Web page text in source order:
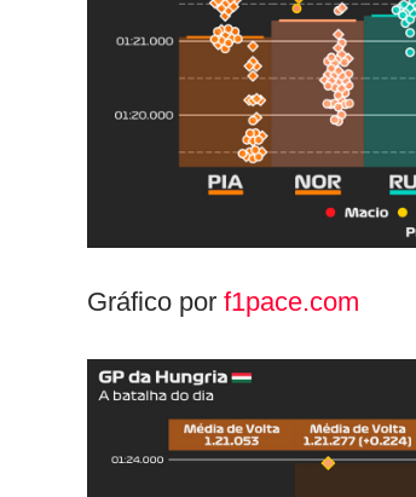
Gráfico por f1pace.com